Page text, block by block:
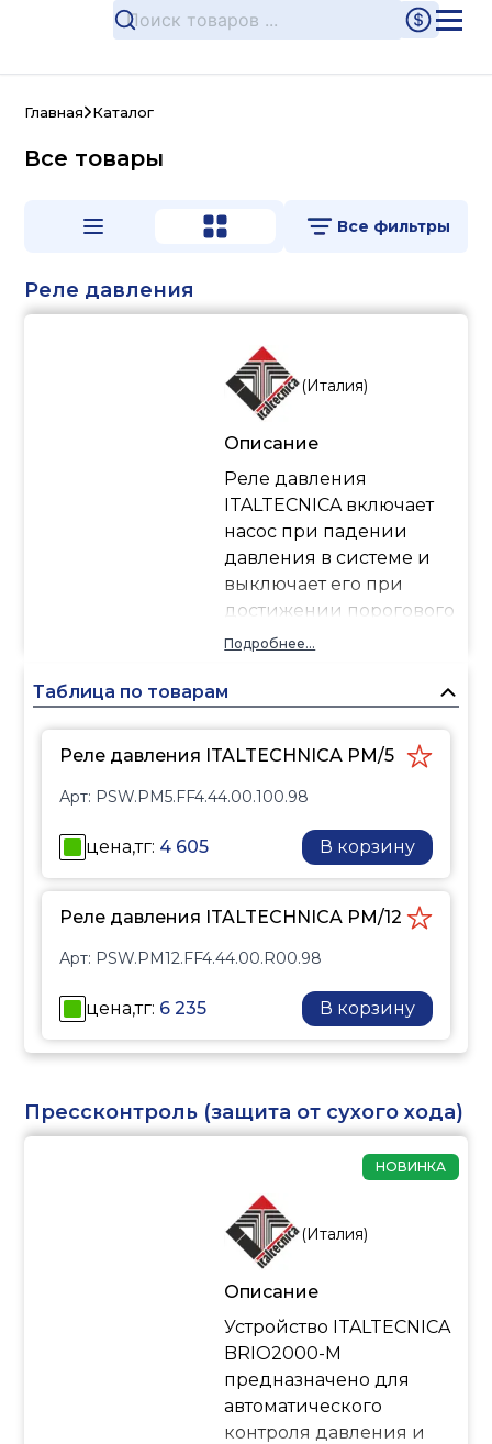
Главная Каталог
Все товары
Все фильтры
Реле давления
(Италия)
Описание
Реле давления
ITALTECNICA включает
насос при падении
давления в системе и
выключает его при
достижении порогового
значения.
Подробнее...
Таблица по товарам
Реле давления ITALTECHNICA PM/5
Арт: PSW.PM5.FF4.44.00.100.98
цена,тг: 4 605 В корзину
Реле давления ITALTECHNICA PM/12
Арт: PSW.PM12.FF4.44.00.R00.98
цена,тг: 6 235 В корзину
Прессконтроль (защита от сухого хода)
НОВИНКА
(Италия)
Описание
Устройство ITALTECNICA
BRIO2000-M
предназначено для
aвтoмaтичecкoгo
кoнтpoля дaвлeния и